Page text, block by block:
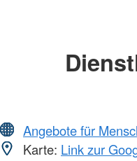
Angebote für
Karte: Link zur